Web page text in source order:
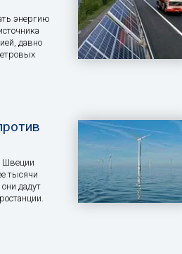
энергию
давно
Швеции
тысячи
дадут